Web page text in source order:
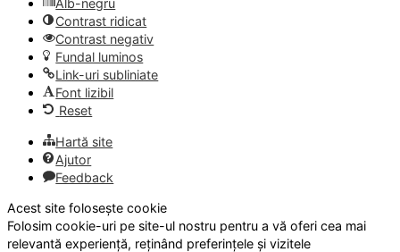
Alb-negru
Contrast ridicat
Contrast negativ
Fundal luminos
Link-uri subliniate
Font lizibil
Reset
Hartă site
Ajutor
Feedback
Acest site folosește cookie
Folosim cookie-uri pe site-ul nostru pentru a vă oferi cea mai
relevantă experiență, reținând preferințele și vizitele